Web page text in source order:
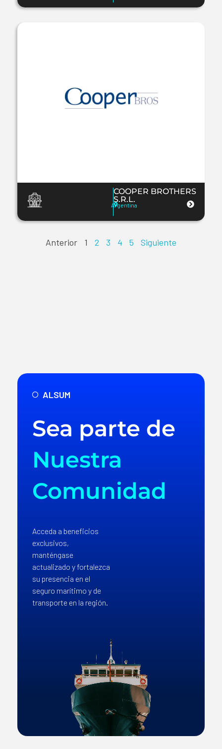
COOPER BROTHERS
S.R.L.
Argentina
Anterior 1 2 3 4 5 Siguiente
ALSUM
Sea parte de
Nuestra
Comunidad
Acceda a beneficios
exclusivos,
manténgase
actualizado y fortalezca
su presencia en el
seguro marítimo y de
transporte en la región.